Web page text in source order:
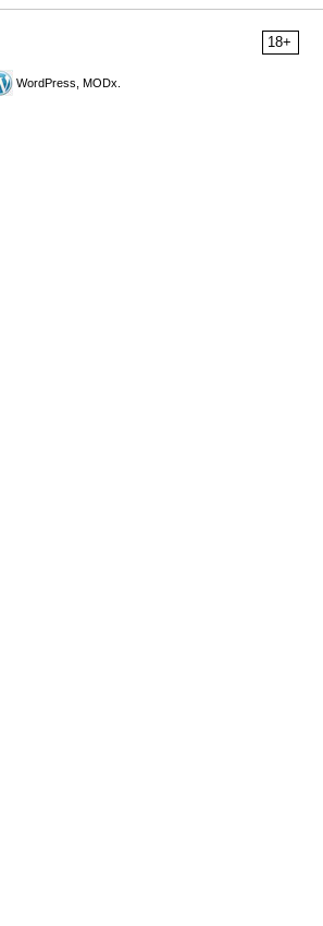
18+
WordPress, MODx.